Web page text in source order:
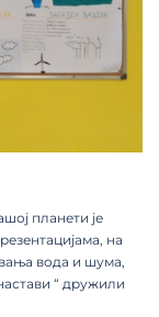
планети је
на
вода и шума,
“ дружили